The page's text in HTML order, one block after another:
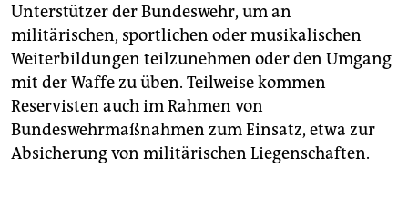
Unterstützer der Bundeswehr, um an
militärischen, sportlichen oder musikalischen
Weiterbildungen teilzunehmen oder den Umgang
mit der Waffe zu üben. Teilweise kommen
Reservisten auch im Rahmen von
Bundeswehrmaßnahmen zum Einsatz, etwa zur
Absicherung von militärischen Liegenschaften.